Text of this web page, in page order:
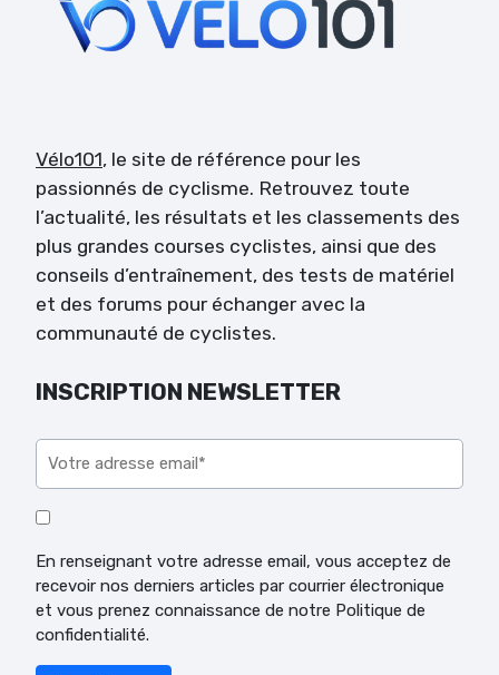
Vélo101, le site de référence pour les
passionnés de cyclisme. Retrouvez toute
l’actualité, les résultats et les classements des
plus grandes courses cyclistes, ainsi que des
conseils d’entraînement, des tests de matériel
et des forums pour échanger avec la
communauté de cyclistes.
INSCRIPTION NEWSLETTER
En renseignant votre adresse email, vous acceptez de
recevoir nos derniers articles par courrier électronique
et vous prenez connaissance de notre Politique de
confidentialité.